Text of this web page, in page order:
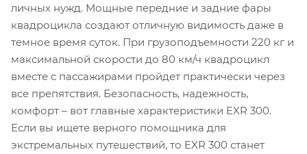
личных нужд. Мощные передние и задние фары
квадроцикла создают отличную видимость даже в
темное время суток. При грузоподъемности 220 кг и
максимальной скорости до 80 км/ч квадроцикл
вместе с пассажирами пройдет практически через
все препятствия. Безопасность, надежность,
комфорт – вот главные характеристики EXR 300.
Если вы ищете верного помощника для
экстремальных путешествий, то EXR 300 станет